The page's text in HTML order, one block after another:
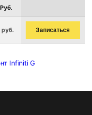
руб. Записаться
Infiniti G